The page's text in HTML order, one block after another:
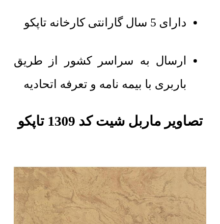
دارای 5 سال گارانتی کارخانه تاپکو
ارسال به سراسر کشور از طریق
باربری با بیمه نامه و تعرفه اتحادیه
تصاویر ماربل شیت کد 1309 تاپکو